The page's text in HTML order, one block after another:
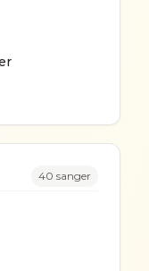
40 sanger